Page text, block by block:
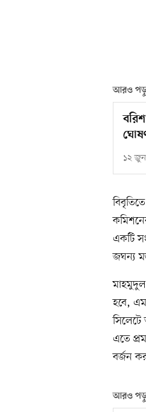
আরও
১২
একটি
জঘন্য
হবে,
সিলেটে
এতে
বর্জন
আরও